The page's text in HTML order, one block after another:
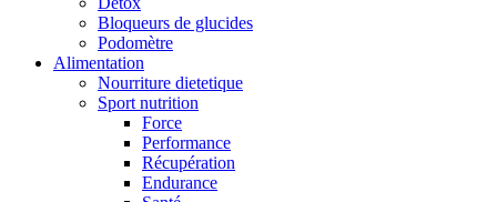
Bloqueurs de glucides
Podomètre
Alimentation
Nourriture dietetique
Sport nutrition
Force
Performance
Récupération
Endurance